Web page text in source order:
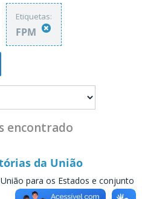
Etiquetas:
FPM
encontrado
da União
para os Estados e conjunto